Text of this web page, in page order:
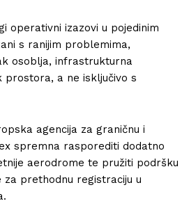
operativni izazovi u pojedinim
s ranijim problemima,
osoblja, infrastrukturna
prostora, a ne isključivo s
agencija za graničnu i
spremna rasporediti dodatno
aerodrome te pružiti podršku
za prethodnu registraciju u